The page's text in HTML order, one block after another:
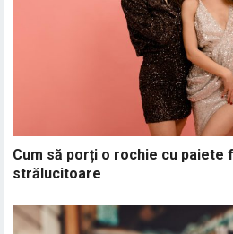
Cum să porți o rochie cu paiete
strălucitoare